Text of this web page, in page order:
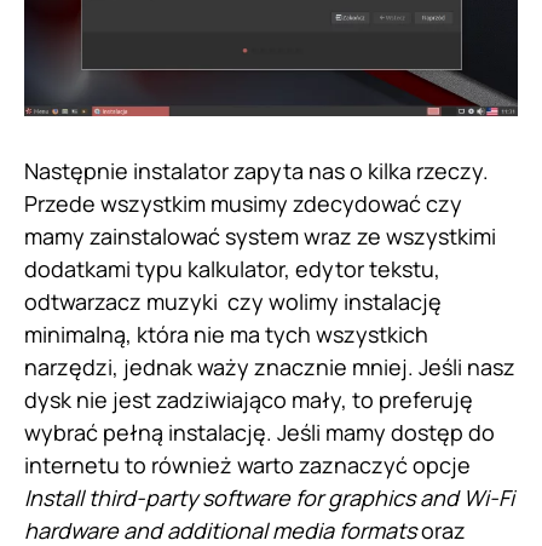
Następnie instalator zapyta nas o kilka rzeczy.
Przede wszystkim musimy zdecydować czy
mamy zainstalować system wraz ze wszystkimi
dodatkami typu kalkulator, edytor tekstu,
odtwarzacz muzyki czy wolimy instalację
minimalną, która nie ma tych wszystkich
narzędzi, jednak waży znacznie mniej. Jeśli nasz
dysk nie jest zadziwiająco mały, to preferuję
wybrać pełną instalację. Jeśli mamy dostęp do
internetu to również warto zaznaczyć opcje
Install third-party software for graphics and Wi-Fi
hardware and additional media formatsoraz